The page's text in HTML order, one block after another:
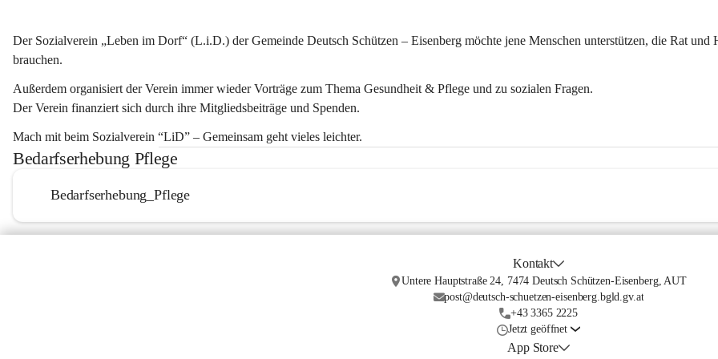
Der Sozialverein „Leben im Dorf“ (L.i.D.) der Gemeinde Deutsch Schützen – Eisenberg möchte jene Menschen unterstützen, die Rat
brauchen.
Außerdem organisiert der Verein immer wieder Vorträge zum Thema Gesundheit & Pflege und zu sozialen Fragen.
Der Verein finanziert sich durch ihre Mitgliedsbeiträge und Spenden.
Mach mit beim Sozialverein “LiD” – Gemeinsam geht vieles leichter.
Bedarfserhebung Pflege
Bedarfserhebung_Pflege
Kontakt
Untere Hauptstraße 24, 7474 Deutsch Schützen-Eisenberg, AUT
post@deutsch-schuetzen-eisenberg.bgld.gv.at
+43 3365 2225
Jetzt geöffnet
App Store